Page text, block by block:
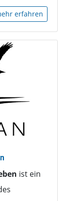
erfahren
ist ein